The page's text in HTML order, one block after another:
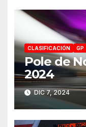
CLASIFICACIÓN GP
Pole de
2024
DIC 7, 2024